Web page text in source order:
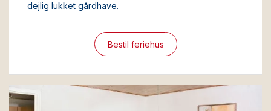
dejlig lukket gårdhave.
Bestil feriehus